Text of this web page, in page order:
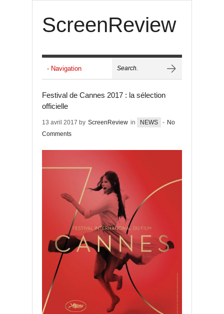
ScreenReview
Festival de Cannes 2017 : la sélection
officielle
13 avril 2017 by ScreenReview in NEWS - No
Comments